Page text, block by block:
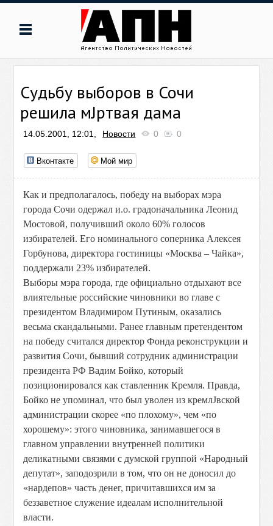
Судьбу выборов в Сочи
решила мЈртвая дама
14.05.2001, 12:01, Новости 0 0
Вконтакте Мой мир
Как и предполагалось, победу на выборах мэра
города Сочи одержал и.о. градоначальника Леонид
Мостовой, получивший около 60% голосов
избирателей. Его номинального соперника Алексея
Горбунова, директора гостиницы «Москва – Чайка»,
поддержали 23% избирателей.
Выборы мэра города, где официально отдыхают все
влиятельные российские чиновники во главе с
президентом Владимиром Путиным, оказались
весьма скандальными. Ранее главным претендентом
на победу считался директор Фонда реконструкции и
развития Сочи, бывший сотрудник администрации
президента РФ Вадим Бойко, который
позиционировался как ставленник Кремля. Правда,
Бойко не упоминал, что был уволен из кремлЈвской
администрации скорее «по плохому», чем «по
хорошему»: этого чиновника, занимавшегося в
главном управлении внутренней политики
деликатными связями с думской группой «Народный
депутат», заподозрили в том, что он не доносил до
«нардепов» часть денег, причитавшихся им за
беззаветное служение идеалам исполнительной
власти.